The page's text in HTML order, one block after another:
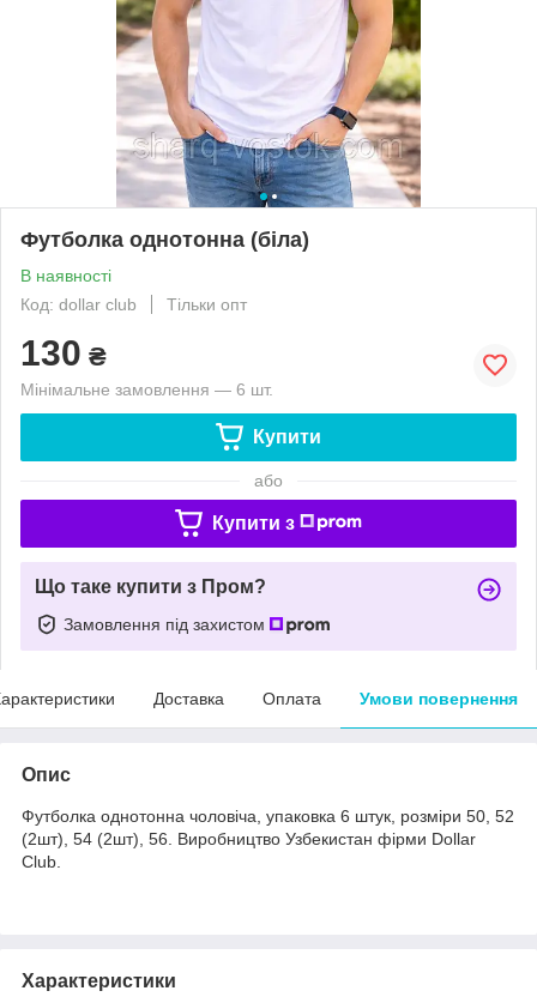
Футболка однотонна (біла)
В наявності
Код: dollar club
Тільки опт
130 ₴
Мінімальне замовлення — 6 шт.
Купити
або
Купити з
Що таке купити з Пром?
Замовлення під захистом
Доставка Оплата Умови повернення
Опис
Футболка однотонна чоловіча, упаковка 6 штук, розміри 50, 52
(2шт), 54 (2шт), 56. Виробництво Узбекистан фірми Dollar
Club.
Характеристики